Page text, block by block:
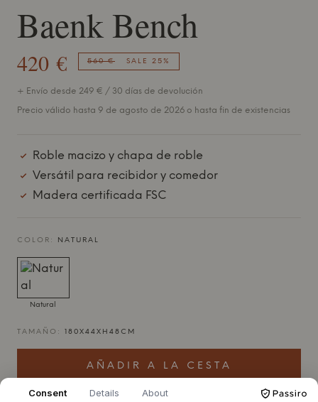
Baenk Bench
420 € 560 € SALE 25%
+ Envío desde 249 € / 30 días de devolución
Precio válido hasta 9 de agosto de 2026 o hasta fin de existencias
Roble macizo y chapa de roble
Versátil para recibidor y comedor
Madera certificada FSC
COLOR: NATURAL
Natural
TAMAÑO: 180X44XH48CM
AÑADIR A LA CESTA
Consent Details About